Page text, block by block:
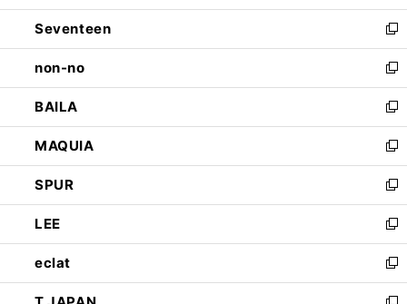
開
く
ウ
で
開
く
ン
ド
ウ
で
開
く
Seventeen
新
し
い
ウ
ィ
ン
ド
ウ
で
開
く
non-no
新
し
い
ウ
ィ
ン
ド
ウ
で
開
く
BAILA
新
し
い
ウ
ィ
ン
ド
ウ
で
開
MAQUIA
新
し
い
ウ
ィ
ン
ド
ウ
SPUR
新
し
い
ウ
ィ
ン
LEE
新
し
い
ウ
eclat
新
し